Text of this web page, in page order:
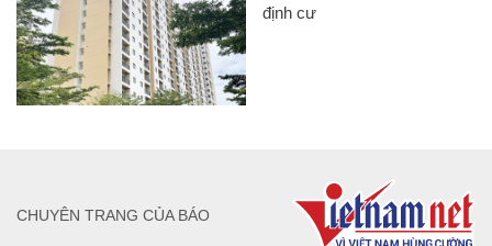
định cư
CHUYÊN TRANG CỦA BÁO